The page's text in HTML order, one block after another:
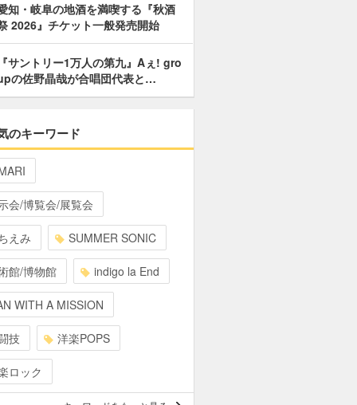
知・岐阜の地酒を満喫する『秋酒
2026』チケット一般発売開始
『サントリー1万人の第九』Aぇ! gro
の佐野晶哉が合唱団代表と…
のキーワード
会/博覧会/展覧会
えみ SUMMER SONIC
館/博物館 indigo la End
WITH A MISSION
技 洋楽POPS
ロック